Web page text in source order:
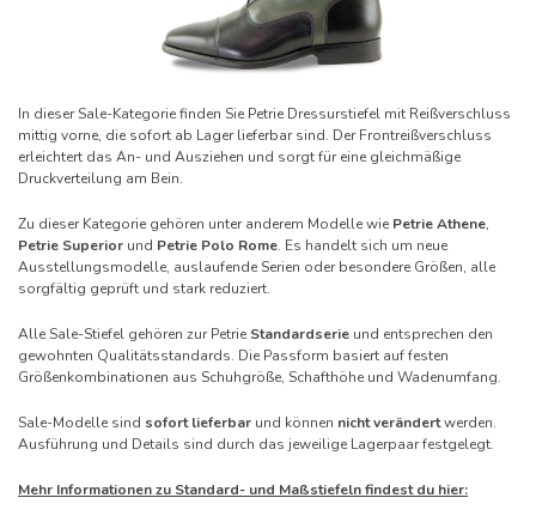
In dieser Sale-Kategorie finden Sie Petrie Dressurstiefel mit Reißverschluss
mittig vorne, die sofort ab Lager lieferbar sind. Der Frontreißverschluss
erleichtert das An- und Ausziehen und sorgt für eine gleichmäßige
Druckverteilung am Bein.
Zu dieser Kategorie gehören unter anderem Modelle wie Petrie Athene,
Petrie Superior und Petrie Polo Rome. Es handelt sich um neue
Ausstellungsmodelle, auslaufende Serien oder besondere Größen, alle
sorgfältig geprüft und stark reduziert.
Alle Sale-Stiefel gehören zur Petrie Standardserie und entsprechen den
gewohnten Qualitätsstandards. Die Passform basiert auf festen
Größenkombinationen aus Schuhgröße, Schafthöhe und Wadenumfang.
Sale-Modelle sind sofort lieferbar und können nicht verändertwerden.
Ausführung und Details sind durch das jeweilige Lagerpaar festgelegt.
Mehr Informationen zu Standard- und Maßstiefeln findest du hier: